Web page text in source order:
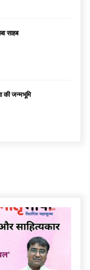
साहब
की जन्मभूमि